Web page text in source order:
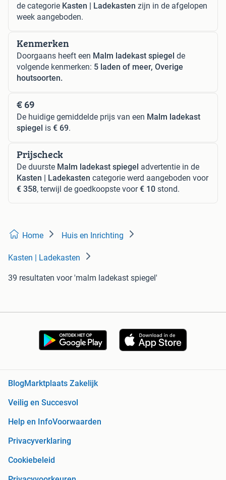
de categorie Kasten | Ladekasten zijn in de afgelopen
week aangeboden.
Kenmerken
Doorgaans heeft een Malm ladekast spiegel de
volgende kenmerken: 5 laden of meer, Overige
houtsoorten.
€ 69
De huidige gemiddelde prijs van een Malm ladekast
spiegel is € 69.
Prijscheck
De duurste Malm ladekast spiegel advertentie in de
Kasten | Ladekasten categorie werd aangeboden voor
€ 358, terwijl de goedkoopste voor€ 10 stond.
Home Huis en Inrichting
Kasten | Ladekasten
39 resultaten voor 'malm ladekast spiegel'
BlogMarktplaats Zakelijk
Veilig en Succesvol
Help en InfoVoorwaarden
Privacyverklaring
Cookiebeleid